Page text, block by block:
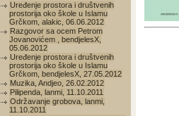
Uređenje prostora i društvenih
prostorija oko škole u Islamu
Grčkom, alakic, 06.06.2012
Razgovor sa ocem Petrom
Jovanovićem , bendjelesX,
05.06.2012
Uređenje prostora i društvenih
prostorija oko škole u Islamu
Grčkom, bendjelesX, 27.05.2012
Muzika, Andjeo, 26.02.2012
Pilipenda, lanmi, 11.10.2011
Održavanje grobova, lanmi,
11.10.2011